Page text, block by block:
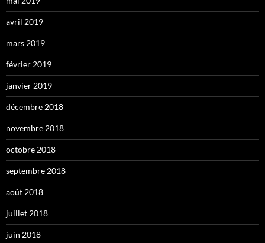
avril 2019
mars 2019
février 2019
janvier 2019
décembre 2018
novembre 2018
octobre 2018
septembre 2018
août 2018
juillet 2018
juin 2018